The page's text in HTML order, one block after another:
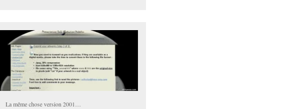
La même chose version 2001…